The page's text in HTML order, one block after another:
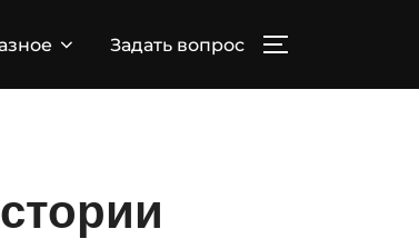
Задать вопрос